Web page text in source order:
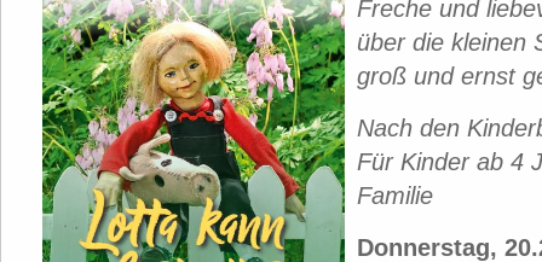
Freche und
über die kleinen
groß und ernst
Nach den
Für Kinder ab 4
Familie
Donnerstag,